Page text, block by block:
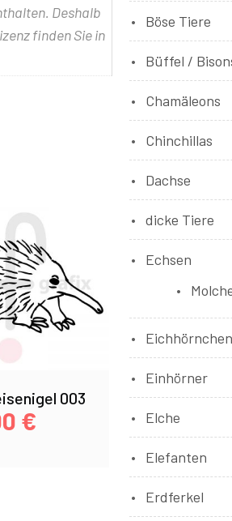
Deshalb
finden Sie in
003
€
Böse Tiere
Büffel /
Chamäleons
Chinchillas
Dachse
dicke Tiere
Echsen
Eichhörnchen
Einhörner
Elche
Elefanten
Erdferkel